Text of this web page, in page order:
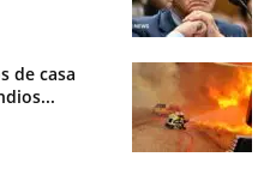
de casa